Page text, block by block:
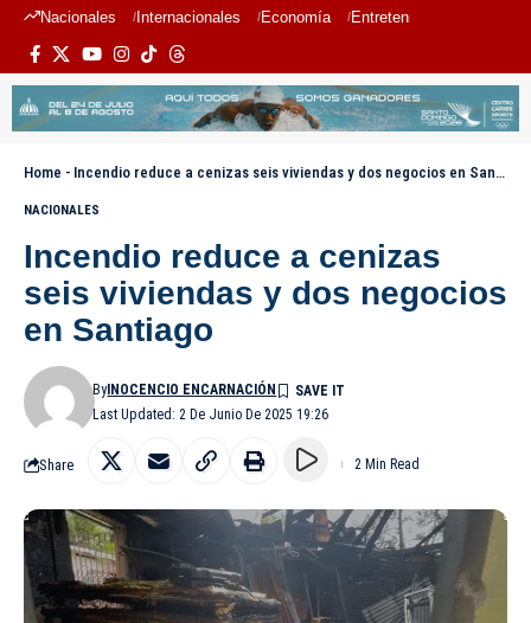
Nacionales Internacionales Economía Entretenimiento
Home - Incendio reduce a cenizas seis viviendas y dos negocios en Santiago
NACIONALES
Incendio reduce a cenizas
seis viviendas y dos negocios
en Santiago
Last Updated: 2 De Junio De 2025 19:26
ByINOCENCIO ENCARNACIÓN
Share 2 Min Read